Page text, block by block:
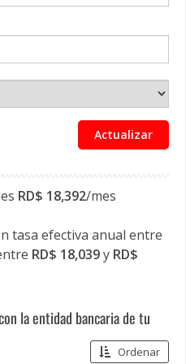
Actualizar
RD$ 18,392/mes
tasa efectiva anual entre
RD$ 18,039y RD$
la entidad bancaria de tu
Ordenar